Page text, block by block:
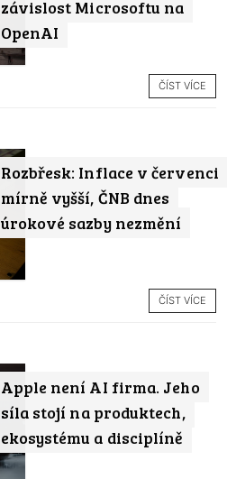
závislost Microsoftu na
OpenAI
ČÍST VÍCE
Rozbřesk: Inflace v červenci
mírně vyšší, ČNB dnes
úrokové sazby nezmění
ČÍST VÍCE
Apple není AI firma. Jeho
síla stojí na produktech,
ekosystému a disciplíně